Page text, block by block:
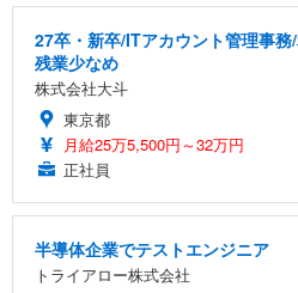
27卒・新卒/ITアカウント管理事
残業少なめ
株式会社大斗
東京都
月給25万5,500円～32万円
正社員
半導体企業でテストエンジニア
トライアロー株式会社